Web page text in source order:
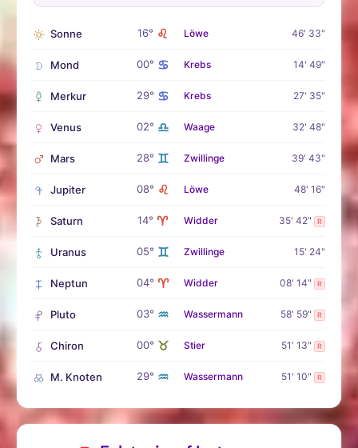
Sonne 16° ♌ Löwe 46' 33"
Mond 00° ♋ Krebs 14' 49"
Merkur 29° ♋ Krebs 27' 35"
Venus 02° ♎ Waage 32' 48"
Mars 28° ♊ Zwillinge 39' 43"
Jupiter 08° ♌ Löwe 48' 16"
Saturn 14° ♈ Widder 35' 42" R
Uranus 05° ♊ Zwillinge 15' 24"
Neptun 04° ♈ Widder 08' 14" R
Pluto 03° ♒ Wassermann 58' 59" R
Chiron 00° ♉ Stier 51' 13" R
M. Knoten 29° ♒ Wassermann 51' 10" R